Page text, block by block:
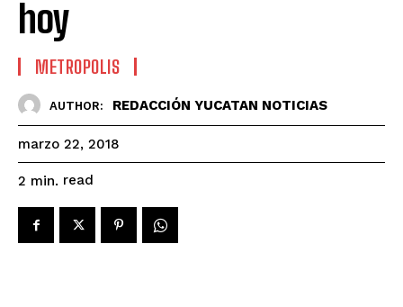
hoy
METROPOLIS
AUTHOR: REDACCIÓN YUCATAN NOTICIAS
marzo 22, 2018
2 min. read